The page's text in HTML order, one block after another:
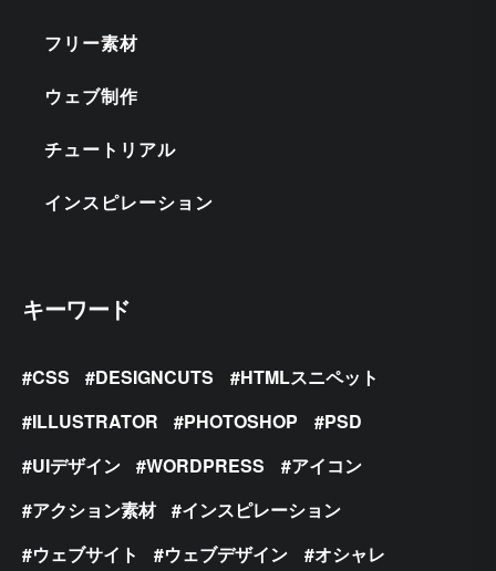
フリー素材
ウェブ制作
チュートリアル
インスピレーション
キーワード
CSS DESIGNCUTS
HTMLスニペット
ILLUSTRATOR
PHOTOSHOP
PSD
UIデザイン
WORDPRESS
アイコン
アクション素材
インスピレーション
ウェブサイト
ウェブデザイン
オシャレ